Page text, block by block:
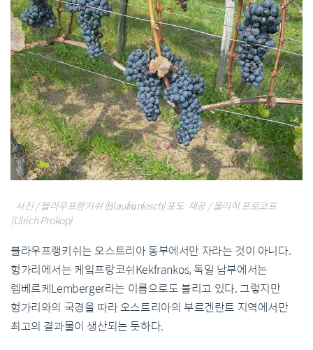
사진 / 블라우프랑키쉬 (Blaufränkisch) 포도 제공 / 울리히 프로코프
(Ulrich Prokop)
블라우프랭키쉬는 오스트리아 동부에서만 자라는 것이 아니다.
헝가리에서는 케잌프랑코쉬Kekfrankos, 독일 남부에서는
렘베르케Lemberger라는 이름으로도 불리고 있다. 그렇지만
헝가리와의 국경을 따라 오스트리아의 부르겐란트 지역에서만
최고의 결과물이 생산되는 듯하다.